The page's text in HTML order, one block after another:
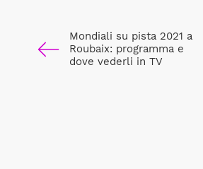
Mondiali su pista 2021 a
Roubaix: programma e
dove vederli in TV